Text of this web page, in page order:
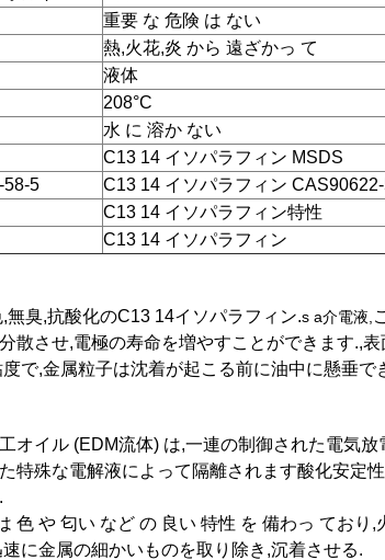
重要 な 危険 は ない
熱,火花,炎 から 遠ざかっ て
液体
208°C
水 に 溶か ない
C13 14 イソパラフィン MSDS
58-5
C13 14 イソパラフィン
C13 14 イソパラフィン特性
C13 14 イソパラフィン
無臭,抗酸化のC13 14イソパラフィン.s a介電液
散させ,電極の寿命を増やすことができます.,
度で,金属粒子は沈着が起こる前に油中に懸垂で
オイル (EDM流体) は,一連の制御された電気
特殊な電解液によって隔離されます酸化安定
色 や 匂い など の 良い 特性 を 備わっ てお
速に金属の細かいものを取り除き,沉着させる.